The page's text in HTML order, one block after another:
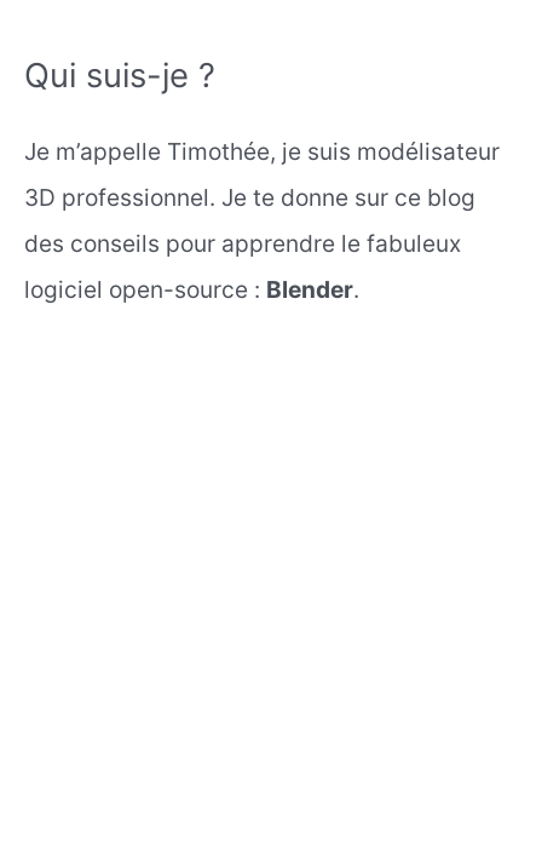
Qui suis-je ?
Je m’appelle Timothée, je suis modélisateur
3D professionnel. Je te donne sur ce blog
des conseils pour apprendre le fabuleux
logiciel open-source : Blender.